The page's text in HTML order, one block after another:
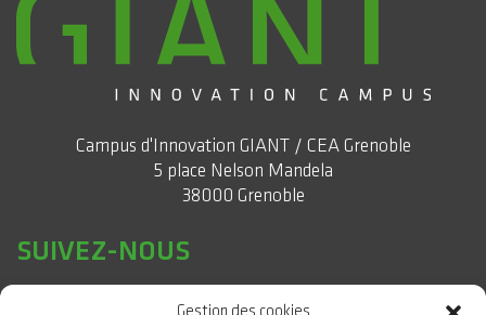
Campus d'Innovation GIANT / CEA Grenoble
5 place Nelson Mandela
38000 Grenoble
SUIVEZ-NOUS